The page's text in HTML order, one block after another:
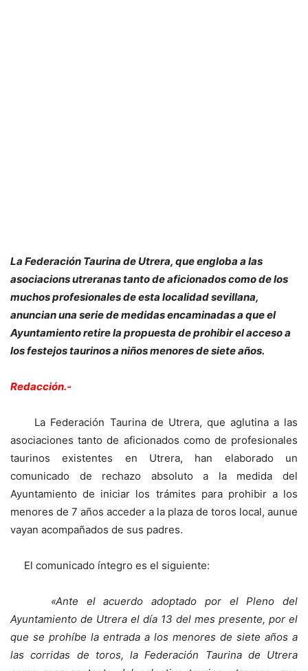
La Federación Taurina de Utrera, que engloba a las
asociacions utreranas tanto de aficionados como de los
muchos profesionales de esta localidad sevillana,
anuncian una serie de medidas encaminadas a que el
Ayuntamiento retire la propuesta de prohibir el acceso a
los festejos taurinos a niños menores de siete años.
Redacción.-
La Federación Taurina de Utrera, que aglutina a las
asociaciones tanto de aficionados como de profesionales
taurinos existentes en Utrera, han elaborado un
comunicado de rechazo absoluto a la medida del
Ayuntamiento de iniciar los trámites para prohibir a los
menores de 7 años acceder a la plaza de toros local, aunue
vayan acompañados de sus padres.
El comunicado íntegro es el siguiente:
«Ante el acuerdo adoptado por el Pleno del
Ayuntamiento de Utrera el día 13 del mes presente, por el
que se prohíbe la entrada a los menores de siete años a
las corridas de toros, la Federación Taurina de Utrera